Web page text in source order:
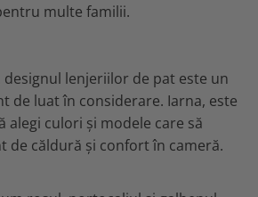
multe familii.
designul lenjeriilor de pat este un
de luat în considerare. Iarna, este
alegi culori și modele care să
de căldură și confort în cameră.